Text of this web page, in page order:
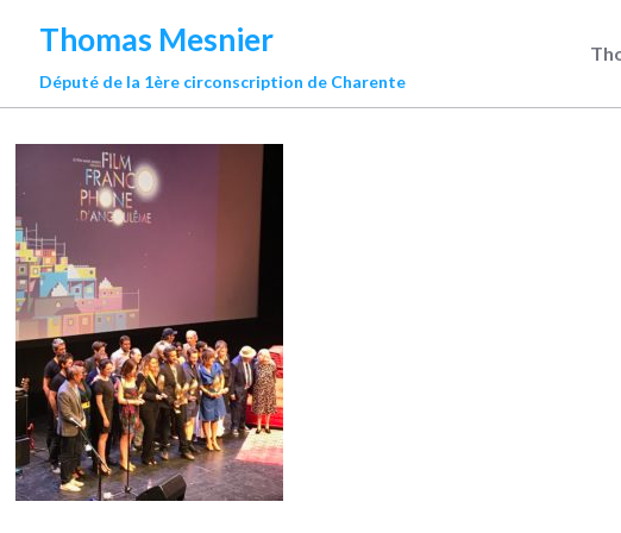
Thomas Mesnier
Député de la 1ère circonscription de Charente